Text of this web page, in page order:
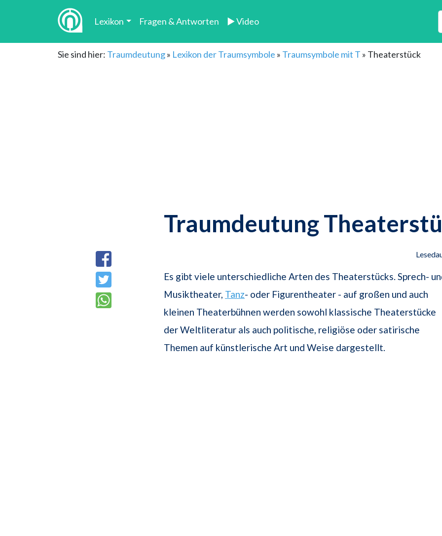
Lexikon Fragen & Antworten ► Video
Sie sind hier: Traumdeutung» Lexikon der Traumsymbole » Traumsymbole mit T » Theaterstück
Traumdeutung
Es gibt viele unterschiedliche Arten des Theaterstücks. Sprech-
Musiktheater, Tanz- oder Figurentheater - auf großen und auch
kleinen Theaterbühnen werden sowohl klassische Theaterstücke
der Weltliteratur als auch politische, religiöse oder satirische
Themen auf künstlerische Art und Weise dargestellt.